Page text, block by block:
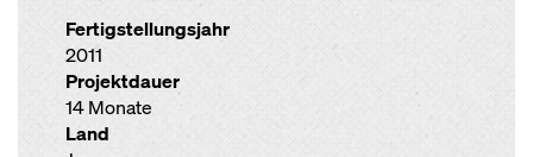
Fertigstellungsjahr
2011
Projektdauer
14 Monate
Land